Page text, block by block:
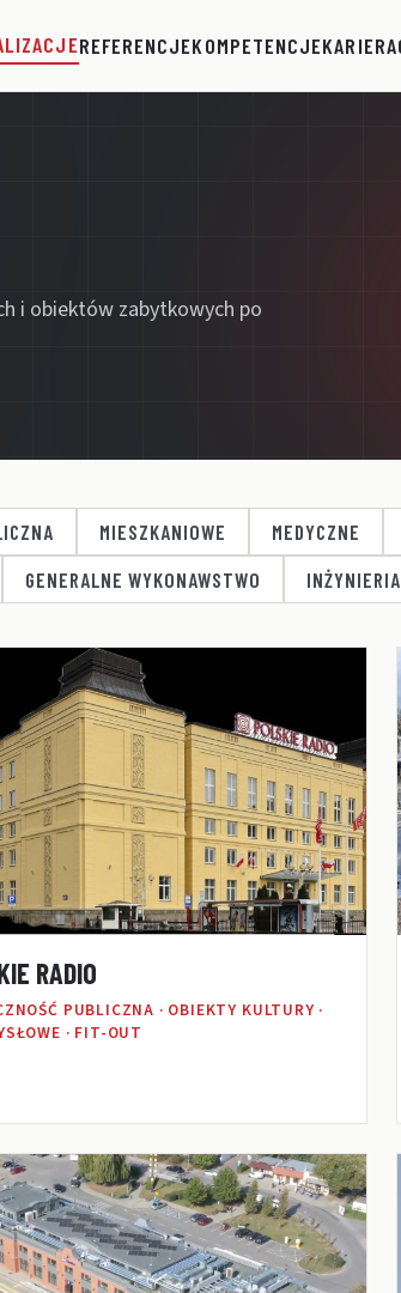
REFERENCJEKOMPETENCJEKARIERA
i obiektów zabytkowych po
MIESZKANIOWE MEDYCZNE
GENERALNE WYKONAWSTWO
RADIO
PUBLICZNA · OBIEKTY KULTURY ·
· FIT-OUT